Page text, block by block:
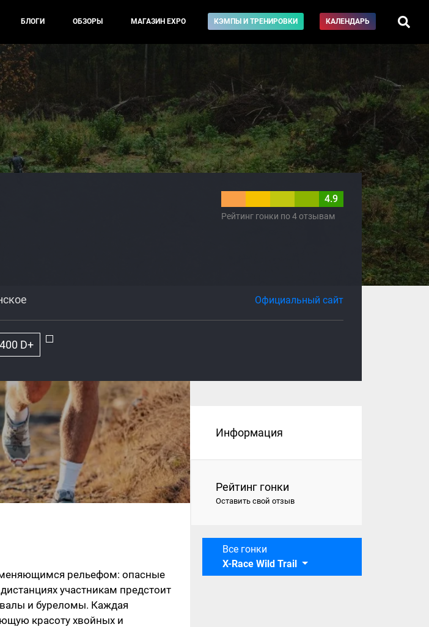
БЛОГИ ОБЗОРЫ МАГАЗИН EXPO КЭМПЫ И ТРЕНИРОВКИ КАЛЕНДАРЬ
4.9
Рейтинг гонки по 4 отзывам
Официальный сайт
D+
меняющимся рельефом: опасные
участникам предстоит
и буреломы. Каждая
красоту хвойных и
Информация
Рейтинг гонки
Оставить свой отзыв
Все гонки
X-Race Wild Trail